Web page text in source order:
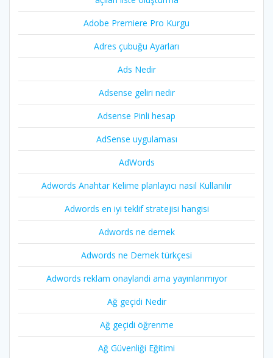
Adobe Premiere Pro Kurgu
Adres çubuğu Ayarları
Ads Nedir
Adsense geliri nedir
Adsense Pinli hesap
AdSense uygulaması
AdWords
Adwords Anahtar Kelime planlayıcı nasıl Kullanılır
Adwords en iyi teklif stratejisi hangisi
Adwords ne demek
Adwords ne Demek türkçesi
Adwords reklam onaylandi ama yayınlanmıyor
Ağ geçidi Nedir
Ağ geçidi öğrenme
Ağ Güvenliği Eğitimi